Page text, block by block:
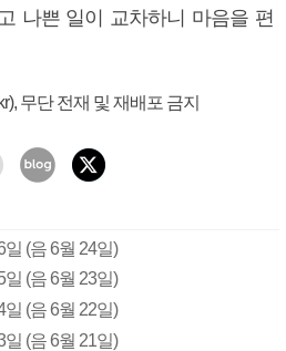
나쁜 일이 교차하니 마음을 편
무단 전재 및 재배포 금지
(음 6월 24일)
(음 6월 23일)
(음 6월 22일)
(음 6월 21일)